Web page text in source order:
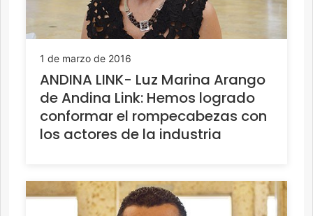
1 de marzo de 2016
ANDINA LINK- Luz Marina Arango
de Andina Link: Hemos logrado
conformar el rompecabezas con
los actores de la industria